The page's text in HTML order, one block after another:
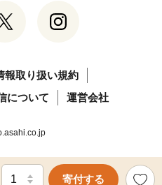
寄付する
報取り扱い規約
について
運営会社